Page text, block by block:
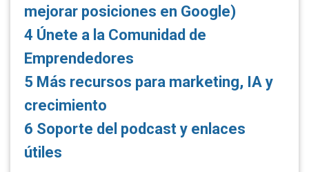
mejorar posiciones en Google)
4 Únete a la Comunidad de
Emprendedores
5 Más recursos para marketing, IA y
crecimiento
6 Soporte del podcast y enlaces
útiles